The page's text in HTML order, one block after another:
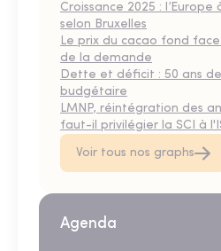
Croissance 2025 : l’Europe
selon Bruxelles
Le prix du cacao fond
de la demande
Dette et déficit : 50 ans
budgétaire
LMNP, réintégration des
faut-il privilégier la SCI à
Voir tous nos graphs
Agenda